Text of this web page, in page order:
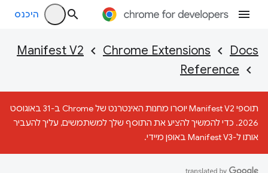
היכנס
Docs
Chrome Extensions
Manifest V2
Reference
תוספי Manifest V2 יוסרו מחנות האינטרנט של Chrome ב-31 באוגוסט
2026. כדי להמשיך להציע את התוסף שלך למשתמשים, עליך להעביר
אותו ל-Manifest V3 באופן מיידי.